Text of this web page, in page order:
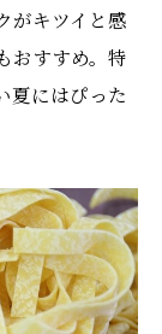
がキツイと感
おすすめ。特
夏にはぴった